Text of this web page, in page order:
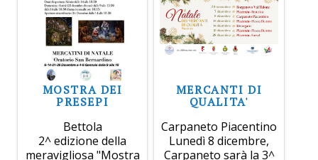
MOSTRA DEI
PRESEPI
Bettola
2^ edizione della
meravigliosa "Mostra
MERCANTI DI
QUALITA'
Carpaneto Piacentino
Lunedì 8 dicembre,
Carpaneto sarà la 3^